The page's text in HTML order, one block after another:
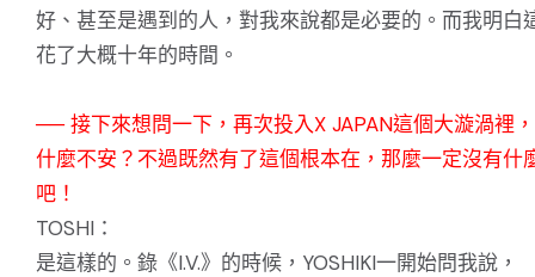
好、甚至是遇到的人，對我來說都是必要的。而我明白
花了大概十年的時間。
── 接下來想問一下，再次投入X JAPAN這個大漩渦裡
什麼不安？不過既然有了這個根本在，那麼一定沒有什
吧！
TOSHI：
是這樣的。錄《I.V.》的時候，YOSHIKI一開始問我說，